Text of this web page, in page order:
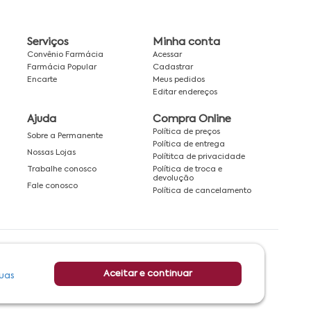
Aceitar e continuar
Serviços
Convênio Farmácia
Farmácia Popular
Encarte
Minha conta
Acessar
Cadastrar
Meus pedidos
Editar endereços
Ajuda
Sobre a Permanente
Nossas Lojas
Trabalhe conosco
Fale conosco
Compra Online
Política de preços
Política de entrega
Polítitca de privacidade
Política de troca e
devolução
Política de cancelamento